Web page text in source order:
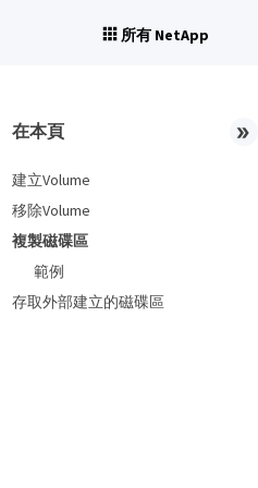
所有 NetApp
在本頁
建立Volume
移除Volume
複製磁碟區
範例
存取外部建立的磁碟區